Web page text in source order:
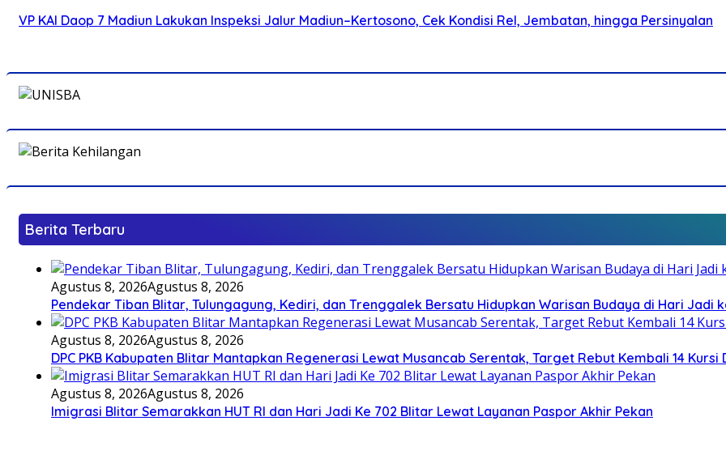
VP KAI Daop 7 Madiun Lakukan Inspeksi Jalur Madiun–Kertosono, Cek Kondisi Rel, Jembatan, hingga Persinyalan
Berita Terbaru
Agustus 8, 2026Agustus 8, 2026
Pendekar Tiban Blitar, Tulungagung, Kediri, dan Trenggalek Bersatu Hidupkan Warisan Budaya di Hari Jadi
Agustus 8, 2026Agustus 8, 2026
DPC PKB Kabupaten Blitar Mantapkan Regenerasi Lewat Musancab Serentak, Target Rebut Kembali 14 Kursi
Agustus 8, 2026Agustus 8, 2026
Imigrasi Blitar Semarakkan HUT RI dan Hari Jadi Ke 702 Blitar Lewat Layanan Paspor Akhir Pekan